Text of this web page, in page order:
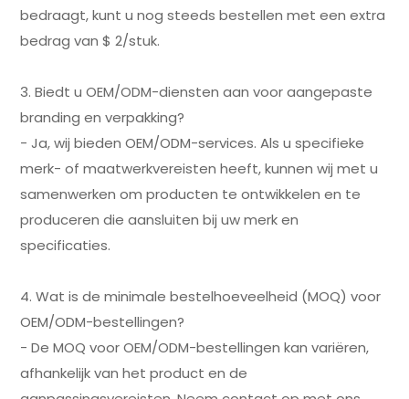
bedraagt, kunt u nog steeds bestellen met een extra
bedrag van $ 2/stuk.
3. Biedt u OEM/ODM-diensten aan voor aangepaste
branding en verpakking?
- Ja, wij bieden OEM/ODM-services. Als u specifieke
merk- of maatwerkvereisten heeft, kunnen wij met u
samenwerken om producten te ontwikkelen en te
produceren die aansluiten bij uw merk en
specificaties.
4. Wat is de minimale bestelhoeveelheid (MOQ) voor
OEM/ODM-bestellingen?
- De MOQ voor OEM/ODM-bestellingen kan variëren,
afhankelijk van het product en de